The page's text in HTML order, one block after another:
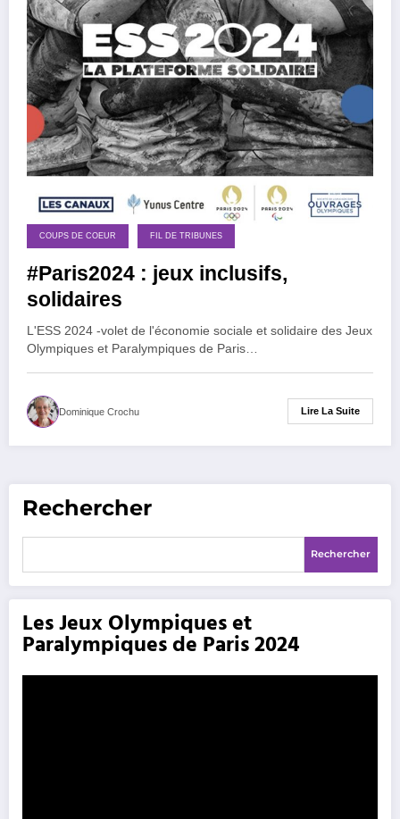
COUPS DE COEUR FIL DE TRIBUNES
#Paris2024 : jeux inclusifs,
solidaires
L'ESS 2024 -volet de l'économie sociale et solidaire des Jeux
Olympiques et Paralympiques de Paris…
Dominique Crochu Lire La Suite
Rechercher
Rechercher
Les Jeux Olympiques et
Paralympiques de Paris 2024